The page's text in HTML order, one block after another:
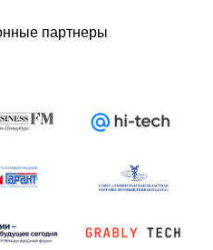
партнеры